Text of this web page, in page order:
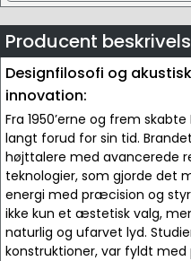
Producent
Designfilosofi og akustisk
innovation:
Fra 1950’erne og frem
langt forud for sin tid.
højttalere med avancerede
teknologier, som gjorde det
energi med præcision og
ikke kun et æstetisk valg,
naturlig og ufarvet lyd.
konstruktioner, var fyldt